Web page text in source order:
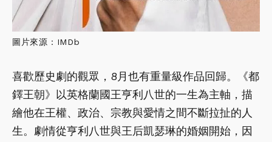
圖片來源：IMDb
喜歡歷史劇的觀眾，8月也有重量級作品回歸。《都
鐸王朝》以英格蘭國王亨利八世的一生為主軸，描
繪他在王權、政治、宗教與愛情之間不斷拉扯的人
生。劇情從亨利八世與王后凱瑟琳的婚姻開始，因